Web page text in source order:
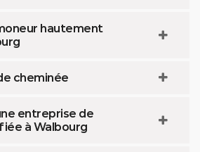
hautement
cheminée
entreprise de
à Walbourg